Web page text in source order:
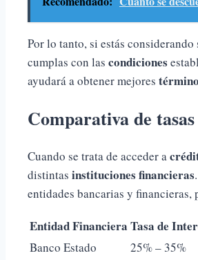
Por lo tanto, si estás
cumplas con las condiciones
ayudará a obtener mejores
Comparativa de
Cuando se trata de acceder a
distintas instituciones financieras
entidades bancarias y
Entidad Financiera Tasa de
Banco Estado 25% – 35%